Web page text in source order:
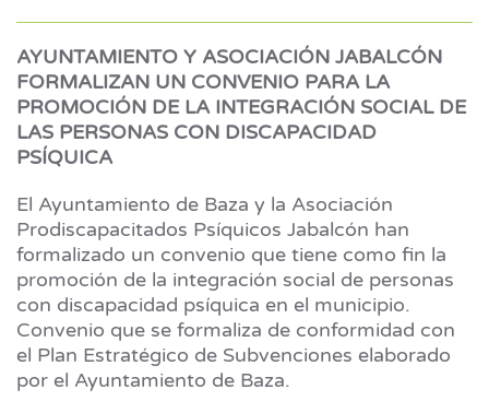
AYUNTAMIENTO Y ASOCIACIÓN JABALCÓN
FORMALIZAN UN CONVENIO PARA LA
PROMOCIÓN DE LA INTEGRACIÓN SOCIAL DE
LAS PERSONAS CON DISCAPACIDAD
PSÍQUICA
El Ayuntamiento de Baza y la Asociación
Prodiscapacitados Psíquicos Jabalcón han
formalizado un convenio que tiene como fin la
promoción de la integración social de personas
con discapacidad psíquica en el municipio.
Convenio que se formaliza de conformidad con
el Plan Estratégico de Subvenciones elaborado
por el Ayuntamiento de Baza.